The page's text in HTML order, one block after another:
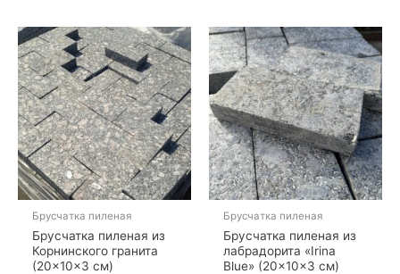
Брусчатка пиленая
Брусчатка пиленая из
Корнинского гранита
(20×10×3 см)
Брусчатка пиленая
Брусчатка пиленая из
лабрадорита «Irina
Blue» (20×10×3 см)